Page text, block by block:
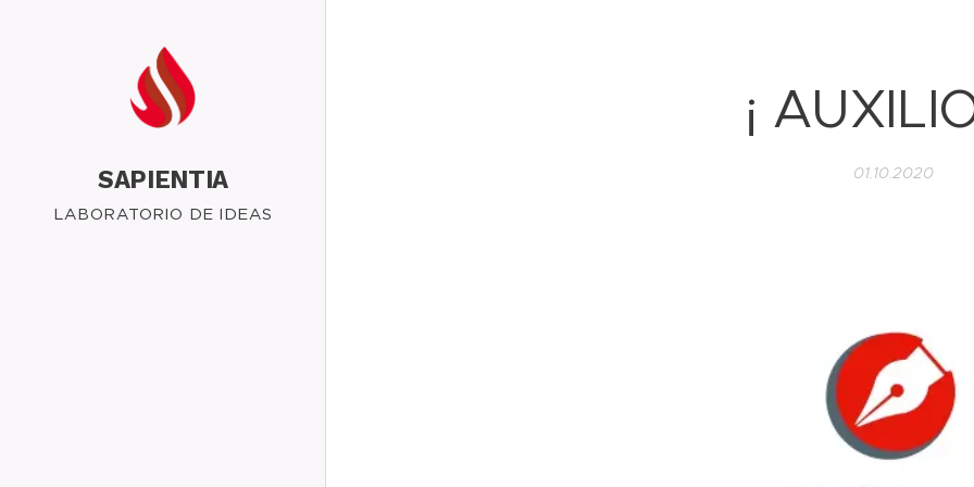
SAPIENTIA
LABORATORIO DE IDEAS
¡
01.10.2020